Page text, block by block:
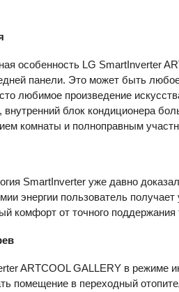
особенность LG SmartInverter
панели. Это может быть
любимое произведение
блок кондиционера
комнаты и полноправным
SmartInverter уже давно
энергии пользователь
комфорт от точного
ARTCOOL GALLERY в режиме
помещение в переходный